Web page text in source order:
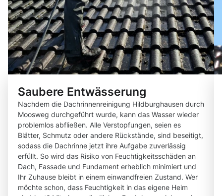
Saubere Entwässerung
Nachdem die Dachrinnenreinigung Hildburghausen durch
Moosweg durchgeführt wurde, kann das Wasser wieder
problemlos abfließen. Alle Verstopfungen, seien es
Blätter, Schmutz oder andere Rückstände, sind beseitigt,
sodass die Dachrinne jetzt ihre Aufgabe zuverlässig
erfüllt. So wird das Risiko von Feuchtigkeitsschäden an
Dach, Fassade und Fundament erheblich minimiert und
Ihr Zuhause bleibt in einem einwandfreien Zustand. Wer
möchte schon, dass Feuchtigkeit in das eigene Heim